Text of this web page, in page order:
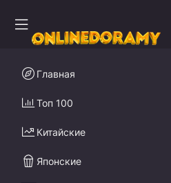
Главная
Топ 100
Китайские
Японские